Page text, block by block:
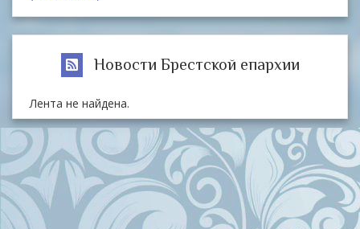
Новости Брестской епархии
Лента не найдена.